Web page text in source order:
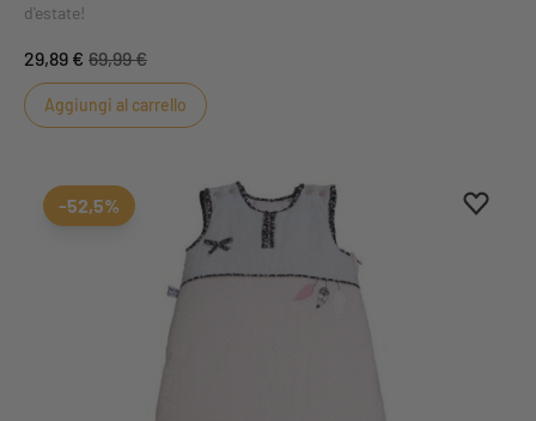
d'estate!
29,89 € 69,99 €
Aggiungi al carrello
-52,5%